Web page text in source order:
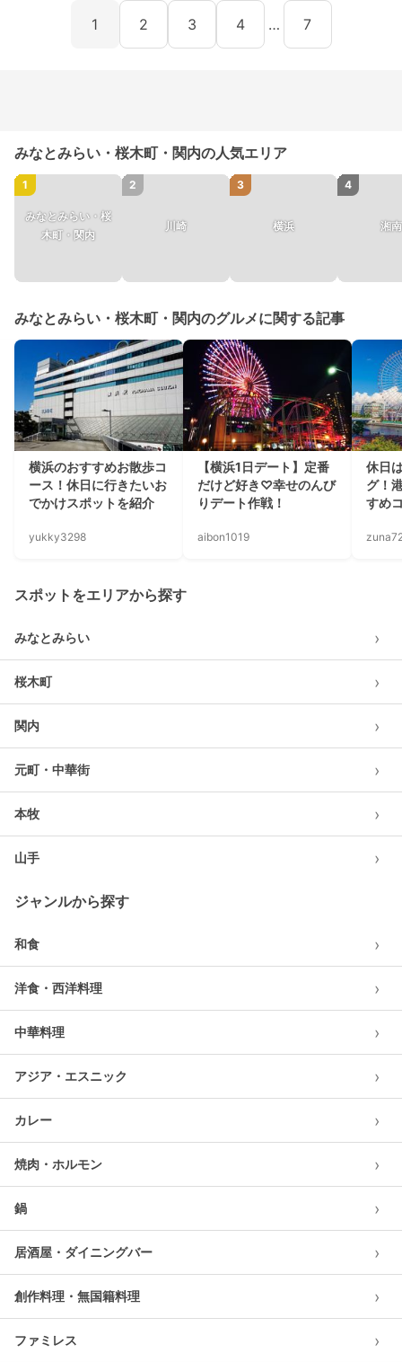
1 2 3 4 … 7
みなとみらい・桜木町・関内の人気エリア
1
みなとみらい・桜
木町・関内
2
川崎
3
横浜
4
湘南
みなとみらい・桜木町・関内のグルメに関する記事
横浜のおすすめお散歩コ
ース！休日に行きたいお
でかけスポットを紹介
yukky3298
【横浜1日デート】定番
だけど好き♡幸せのんび
りデート作戦！
aibon1019
休日
グ！
すめ
スポットをエリアから探す
みなとみらい ›
桜木町 ›
関内 ›
元町・中華街 ›
本牧 ›
山手 ›
ジャンルから探す
和食 ›
洋食・西洋料理 ›
中華料理 ›
アジア・エスニック ›
カレー ›
焼肉・ホルモン ›
鍋 ›
居酒屋・ダイニングバー ›
創作料理・無国籍料理 ›
ファミレス ›